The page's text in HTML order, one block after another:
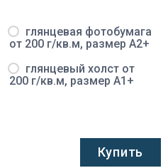
глянцевая фотобумага
от 200 г/кв.м, размер A2+
глянцевый холст от
200 г/кв.м, размер A1+
Купить